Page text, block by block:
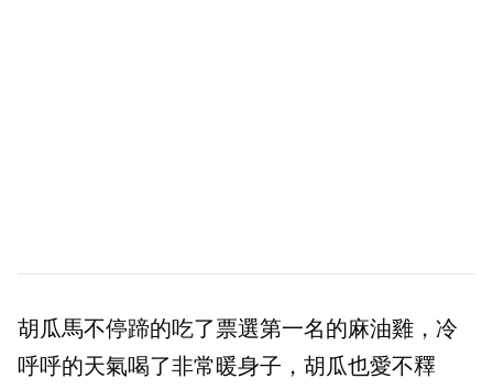
胡瓜馬不停蹄的吃了票選第一名的麻油雞，冷
呼呼的天氣喝了非常暖身子，胡瓜也愛不釋